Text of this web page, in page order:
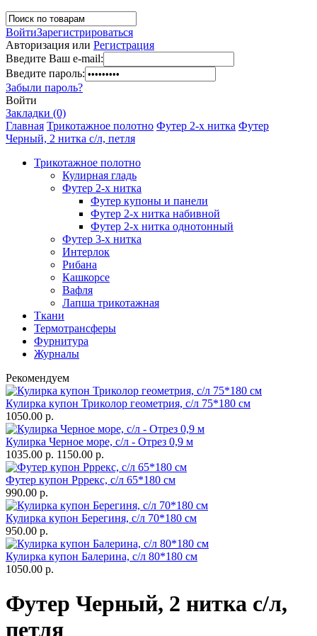
ВойтиЗарегистрироваться
Авторизация или Регистрация
Введите Ваш e-mail:
Введите пароль:
Забыли пароль?
Войти
Закладки (0)
Главная Трикотажное полотно Футер 2-х нитка Футер
Черный, 2 нитка с/л, петля
Трикотажное полотно
Кулирная гладь
Футер 2-х нитка
Футер купоны и панели
Футер 2-х нитка набивной
Футер 2-х нитка однотонный
Футер 3-х нитка
Интерлок
Рибана
Кашкорсе
Вафля
Лапша трикотажная
Ткани
Термотрансферы
Фурнитура
Журналы
Рекомендуем
Кулирка купон Триколор геометрия, с/л 75*180 см
1050.00 р.
Кулирка Черное море, с/л - Отрез 0,9 м
1035.00 р. 1150.00 р.
Футер купон Рррекс, с/л 65*180 см
990.00 р.
Кулирка купон Берегиня, с/л 70*180 см
950.00 р.
Кулирка купон Балерина, с/л 80*180 см
1050.00 р.
Футер Черный, 2 нитка с/л,
петля